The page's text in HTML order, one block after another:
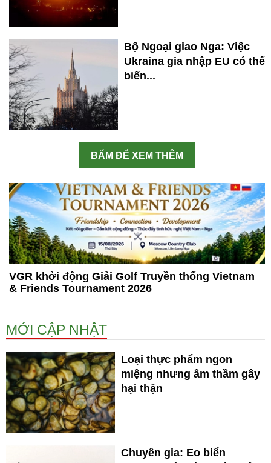
Bộ Ngoại giao Nga: Việc
Ukraina gia nhập EU có thể
biến...
BẤM ĐỂ XEM THÊM
VGR khởi động Giải Golf Truyền thống Vietnam
& Friends Tournament 2026
MỚI CẬP NHẬT
Loại thực phẩm ngon
miệng nhưng âm thầm gây
hại thận
Chuyên gia: Eo biển